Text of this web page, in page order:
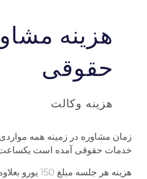
هزینه
حقوقی
هزینه وکالت
زمان مشاوره در زمینه همه
خدمات حقوقی آمده است یکساعت